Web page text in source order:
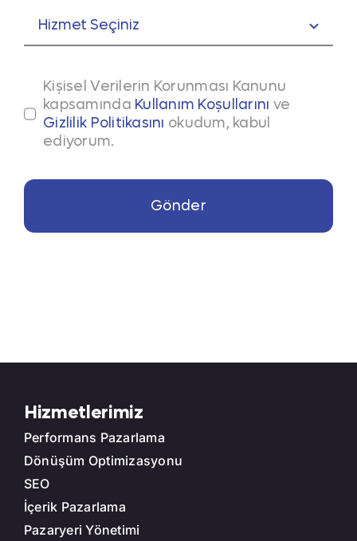
Kişisel Verilerin Korunması Kanunu
kapsamında Kullanım Koşullarını ve
Gizlilik Politikasını okudum, kabul
ediyorum.
Gönder
Hizmetlerimiz
Performans Pazarlama
Dönüşüm Optimizasyonu
SEO
İçerik Pazarlama
Pazaryeri Yönetimi